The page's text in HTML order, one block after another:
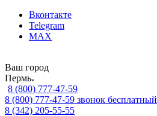
Вконтакте
Telegram
MAX
Ваш город
Пермь
8 (800) 777-47-59
8 (800) 777-47-59 звонок бесплатный
8 (342) 205-55-55